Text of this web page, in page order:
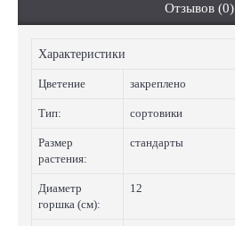
Отзывов (0)
Характеристики
Цветение закреплено
Тип: сортовики
Размер
растения:
стандарты
Диаметр
горшка (см):
12